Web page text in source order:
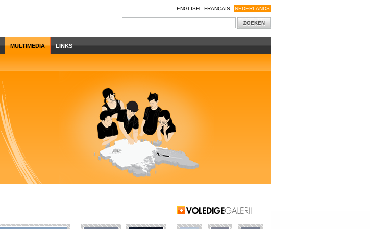
ENGLISH FRANÇAIS NEDERLANDS
MULTIMEDIA LINKS
Volledige galerij